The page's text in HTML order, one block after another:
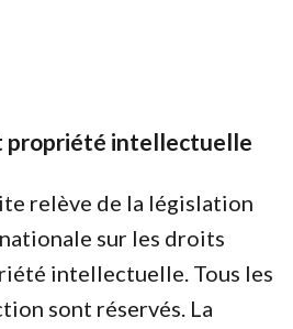
propriété intellectuelle
relève de la législation
sur les droits
intellectuelle. Tous les
sont réservés. La